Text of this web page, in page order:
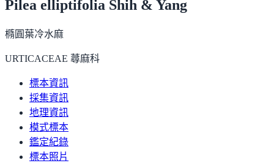
Pilea elliptifolia Shih & Yang
橢圓葉冷水麻
URTICACEAE 蕁麻科
標本資訊
採集資訊
地理資訊
模式標本
鑑定紀錄
標本照片